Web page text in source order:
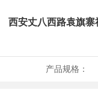
西安丈八西路袁旗
产品规格：